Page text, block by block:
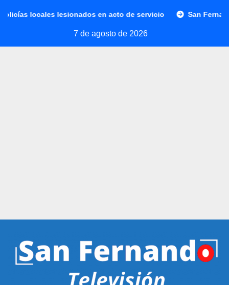
locales lesionados en acto de servicio San Fernando
7 de agosto de 2026